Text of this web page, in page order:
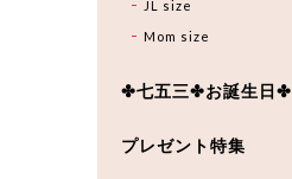
JL size
Mom size
✤七五三✤お誕生日✤
プレゼント特集